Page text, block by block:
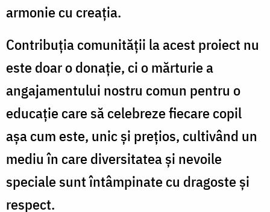
armonie cu creația.
Contribuția comunității la acest proiect nu
este doar o donație, ci o mărturie a
angajamentului nostru comun pentru o
educație care să celebreze fiecare copil
așa cum este, unic și prețios, cultivând un
mediu în care diversitatea și nevoile
speciale sunt întâmpinate cu dragoste și
respect.